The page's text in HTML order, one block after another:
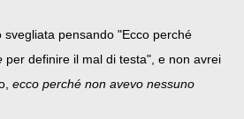
pensando "Ecco perché
per definire il mal di testa", e non avrei
ecco perché non avevo nessuno